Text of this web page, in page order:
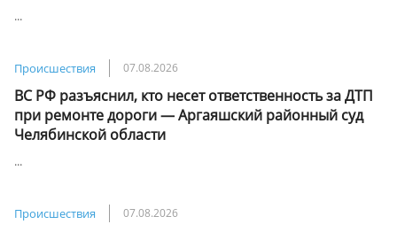
...
Происшествия 07.08.2026
ВС РФ разъяснил, кто несет ответственность за ДТП
при ремонте дороги — Аргаяшский районный суд
Челябинской области
...
Происшествия 07.08.2026